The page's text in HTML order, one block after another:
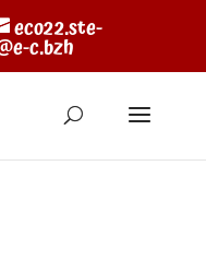
eco22.ste-
c.bzh